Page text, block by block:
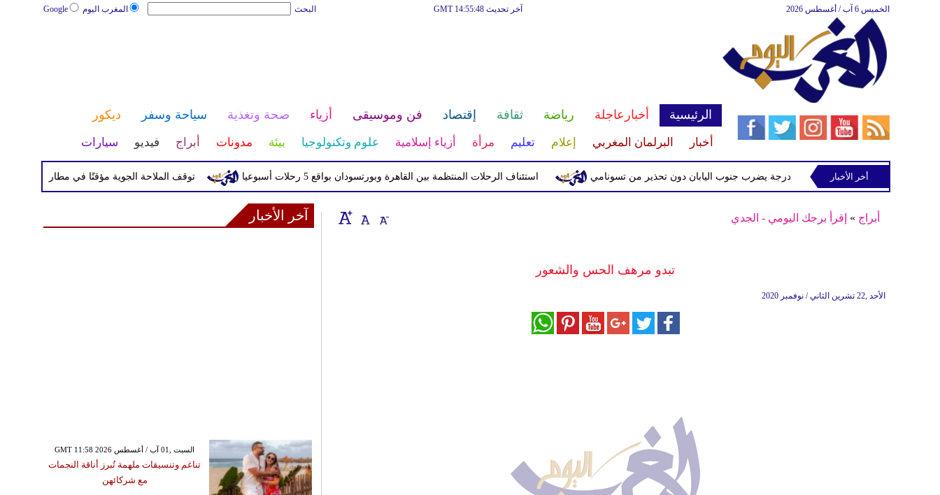
المغرب اليوم Google البحث آخر تحديث GMT 14:55:48 الخميس 6 آب / أغسطس 2026
الرئيسية أخبارعاجلة رياضة ثقافة إقتصاد فن وموسيقى أزياء صحة وتغذية سياحة وسفر ديكور
أخبار البرلمان المغربي إعلام تعليم مرأة أزياء إسلامية علوم وتكنولوجيا بيئة مدونات أبراج فيديو سيارات
توقف الملاحة الجوية مؤقتًا في مطار بألمانيا بسبب استئناف الرحلات المنتظمة بين القاهرة وبورتسودان بواقع 5 رحلات أسبوعيا زلزال بقوة 5.1 درجة يضرب جنوب اليابان دون تحذير من تسونامي
أخر الأخبار
أبراج » إقرأ برجك اليومي - الجدي
تبدو مرهف الحس والشعور
الأحد ,22 تشرين الثاني / نوفمبر 2020
آخر الأخبار
GMT 11:58 2026 السبت ,01 آب / أغسطس
تناغم وتنسيقات ملهمة تُبرز أناقة النجمات
مع شركائهن